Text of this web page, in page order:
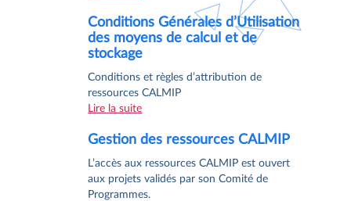
Conditions Générales d’Utilisation
des moyens de calcul et de
stockage
Conditions et règles d’attribution de
ressources CALMIP
Lire la suite
Gestion des ressources CALMIP
L’accès aux ressources CALMIP est ouvert
aux projets validés par son Comité de
Programmes.